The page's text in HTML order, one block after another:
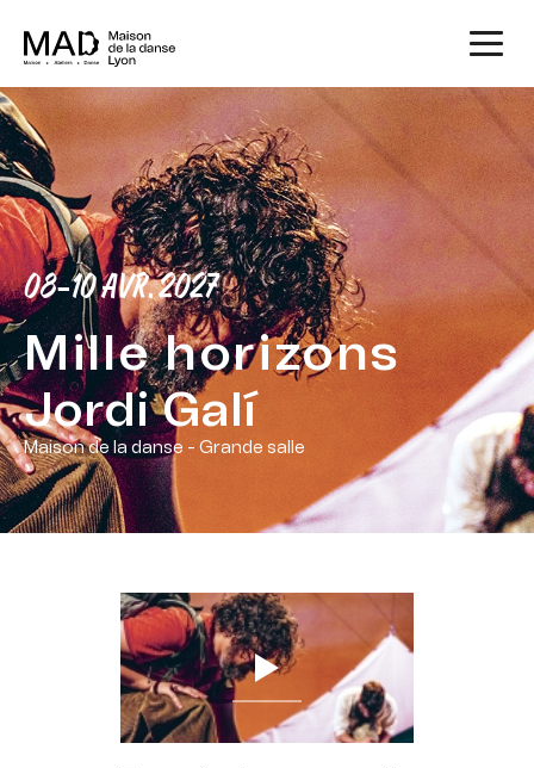
08-10 AVR. 2027
Mille horizons
Jordi Galí
Maison de la danse - Grande salle